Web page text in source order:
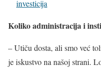
investicija
Koliko administracija i
– Utiču dosta, ali smo već
je iskustvo na našoj strani.